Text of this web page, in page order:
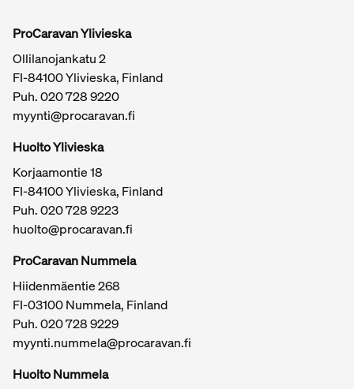
Tärkeitä linkkejä / sivukartta
ProCaravan Ylivieska
Ollilanojankatu 2
FI-84100 Ylivieska, Finland
Puh.020 728 9220
myynti@procaravan.fi
Huolto Ylivieska
Korjaamontie 18
FI-84100 Ylivieska, Finland
Puh.020 728 9223
huolto@procaravan.fi
ProCaravan Nummela
Hiidenmäentie 268
FI-03100 Nummela, Finland
Puh.020 728 9229
myynti.nummela@procaravan.fi
Huolto Nummela